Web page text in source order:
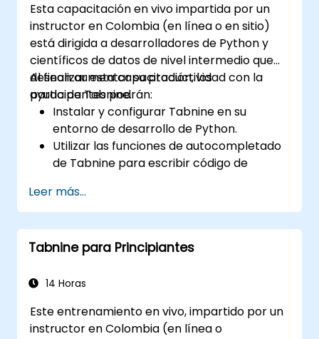
Esta capacitación en vivo impartida por un
instructor en Colombia (en línea o en sitio)
está dirigida a desarrolladores de Python y
científicos de datos de nivel intermedio que
desean aumentar su productividad con la
ayuda de Tabnine.
Al finalizar esta capacitación, los
participantes podrán:
Instalar y configurar Tabnine en su
entorno de desarrollo de Python.
Utilizar las funciones de autocompletado
de Tabnine para escribir código de
Personalizar el comportamiento de
Tabnine para adaptarlo a su estilo de
codificación y a las necesidades de sus
proyectos.
IA de Tabnine específicamente con
Leer más...
Tabnine para Principiantes
14 Horas
Este entrenamiento en vivo, impartido por un
instructor en Colombia (en línea o